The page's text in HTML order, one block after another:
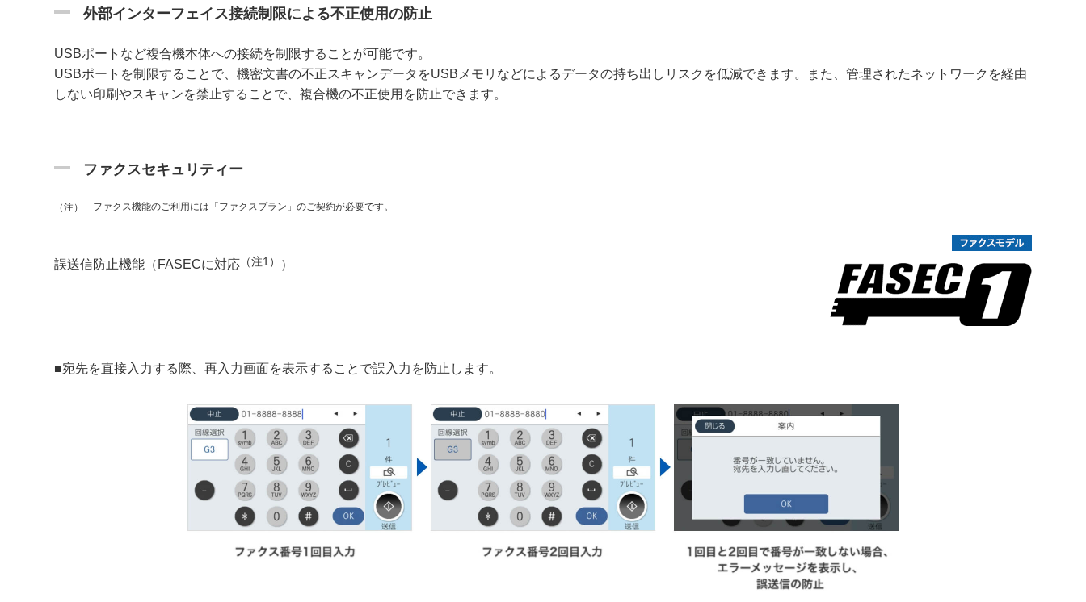
外部インターフェイス接続制限による不正使用の防止
USBポートなど複合機本体への接続を制限することが可能です。
USBポートを制限することで、機密文書の不正スキャンデータをUSBメモリなどによるデータの持ち出しリスクを低減できます。また、管理されたネットワークを経由
しない印刷やスキャンを禁止することで、複合機の不正使用を防止できます。
ファクスセキュリティー
（注） ファクス機能のご利用には「ファクスプラン」のご契約が必要です。
誤送信防止機能（FASECに対応 （注1） ）
■宛先を直接入力する際、再入力画面を表示することで誤入力を防止します。